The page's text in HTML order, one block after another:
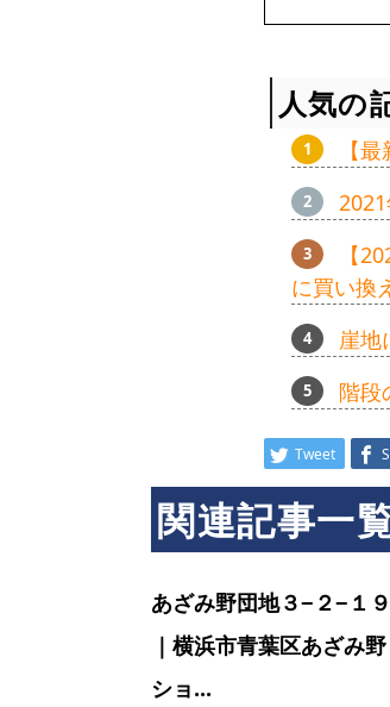
マ
ン
シ
ョ
ン
ラ
イ
人気の
【
【
に買い換
崖地
階段
Tweet
関連記事一
あざみ野団地３−２−１
｜横浜市青葉区あざみ
ショ...